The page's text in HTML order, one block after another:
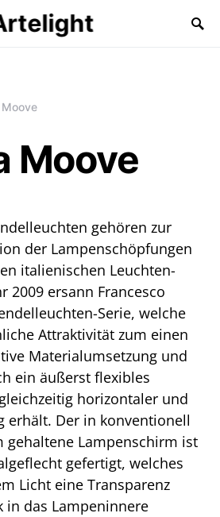
Moove
Moove
gehören zur
der Lampenschöpfungen
italienischen Leuchten-
2009 ersann Francesco
Serie, welche
Attraktivität zum einen
Materialumsetzung und
ein äußerst flexibles
horizontaler und
erhält. Der in konventionell
gehaltene Lampenschirm ist
gefertigt, welches
Licht eine Transparenz
in das Lampeninnere